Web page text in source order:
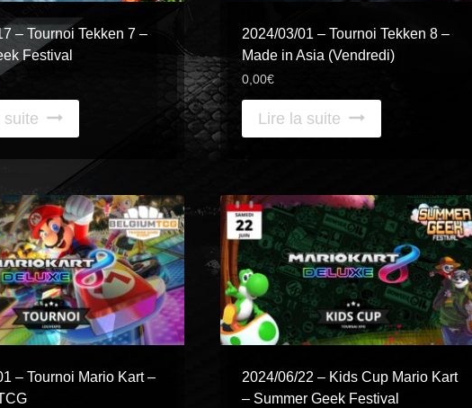
– Tournoi Tekken 7 –
Festival
suite
2024/03/01 – Tournoi Tekken 8 –
Made in Asia (Vendredi)
0,00€
Lire la suite
– Tournoi Mario Kart –
2024/06/22 – Kids Cup Mario Kart
– Summer Geek Festival